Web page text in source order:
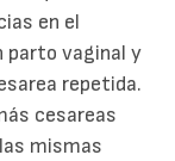
en el
parto vaginal y
repetida.
cesareas
mismas